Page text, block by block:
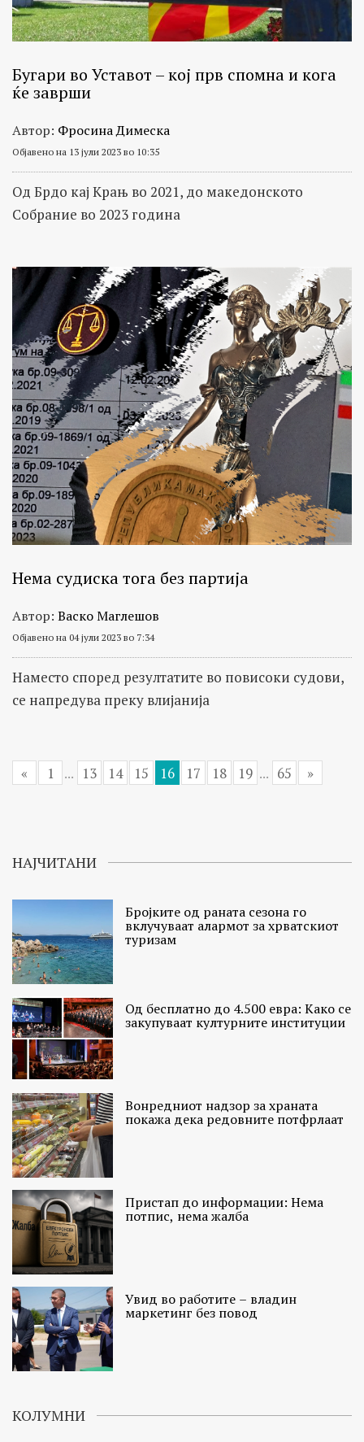
Бугари во Уставот – кој прв спомна и кога
ќе заврши
Автор: Фросина Димеска
Објавено на 13 јули 2023 во 10:35
Од Брдо кај Крањ во 2021, до македонското
Собрание во 2023 година
Нема судиска тога без партија
Автор: Васко Маглешов
Објавено на 04 јули 2023 во 7:34
Наместо според резултатите во повисоки судови,
се напредува преку влијанија
« 1 ... 13 14 15 16 17 18 19 ... 65 »
НАЈЧИТАНИ
Бројките од раната сезона го
вклучуваат алармот за хрватскиот
туризам
Од бесплатно до 4.500 евра: Како се
закупуваат културните институции
Вонредниот надзор за храната
покажа дека редовните потфрлаат
Пристап до информации: Нема
потпис, нема жалба
Увид во работите – владин
маркетинг без повод
КОЛУМНИ